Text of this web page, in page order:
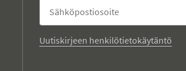
Uutiskirjeen henkilötietokäytäntö